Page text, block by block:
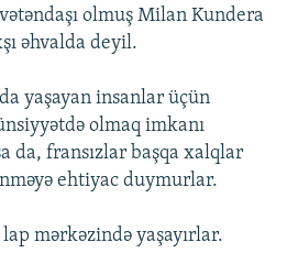
olmuş Milan Kundera
əhvalda deyil.
yaşayan insanlar üçün
olmaq imkanı
da, fransızlar başqa xalqlar
ehtiyac duymurlar.
mərkəzində yaşayırlar.